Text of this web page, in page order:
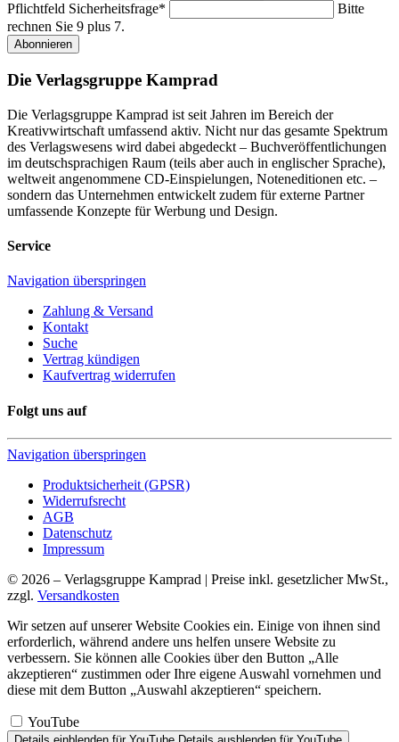
Pflichtfeld Sicherheitsfrage*
Bitte
rechnen Sie 9 plus 7.
Abonnieren
Die Verlagsgruppe Kamprad
Die Verlagsgruppe Kamprad ist seit Jahren im Bereich der
Kreativwirtschaft umfassend aktiv. Nicht nur das gesamte Spektrum
des Verlagswesens wird dabei abgedeckt – Buchveröffentlichungen
im deutschsprachigen Raum (teils aber auch in englischer Sprache),
weltweit angenommene CD-Einspielungen, Noteneditionen etc. –
sondern das Unternehmen entwickelt zudem für externe Partner
umfassende Konzepte für Werbung und Design.
Service
Navigation überspringen
Zahlung & Versand
Kontakt
Suche
Vertrag kündigen
Kaufvertrag widerrufen
Folgt uns auf
Navigation überspringen
Produktsicherheit (GPSR)
Widerrufsrecht
AGB
Datenschutz
Impressum
© 2026 – Verlagsgruppe Kamprad | Preise inkl. gesetzlicher MwSt.,
zzgl. Versandkosten
Wir setzen auf unserer Website Cookies ein. Einige von ihnen sind
erforderlich, während andere uns helfen unsere Website zu
verbessern. Sie können alle Cookies über den Button „Alle
akzeptieren“ zustimmen oder Ihre eigene Auswahl vornehmen und
diese mit dem Button „Auswahl akzeptieren“ speichern.
YouTube